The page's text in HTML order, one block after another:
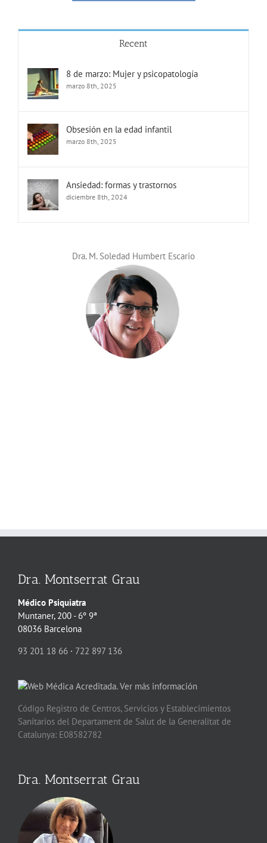
Recent
8 de marzo: Mujer y psicopatología
marzo 8th, 2025
Obsesión en la edad infantil
marzo 8th, 2025
Ansiedad: formas y trastornos
diciembre 8th, 2024
Dra. M. Soledad Humbert Escario
Dra. Montserrat Grau
Médico Psiquiatra
Muntaner, 200 - 6º 9ª
08036 Barcelona
93 201 18 66 · 722 897 136
Código Registro de Centros, Servicios y Establecimientos
Sanitarios del Departament de Salut de la Generalitat de
Catalunya: E08582782
Dra. Montserrat Grau